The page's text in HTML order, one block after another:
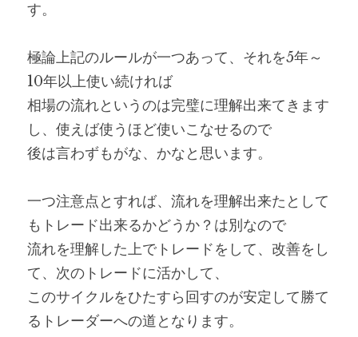
す。
極論上記のルールが一つあって、それを5年～
10年以上使い続ければ
相場の流れというのは完璧に理解出来てきます
し、使えば使うほど使いこなせるので
後は言わずもがな、かなと思います。
一つ注意点とすれば、流れを理解出来たとして
もトレード出来るかどうか？は別なので
流れを理解した上でトレードをして、改善をし
て、次のトレードに活かして、
このサイクルをひたすら回すのが安定して勝て
るトレーダーへの道となります。